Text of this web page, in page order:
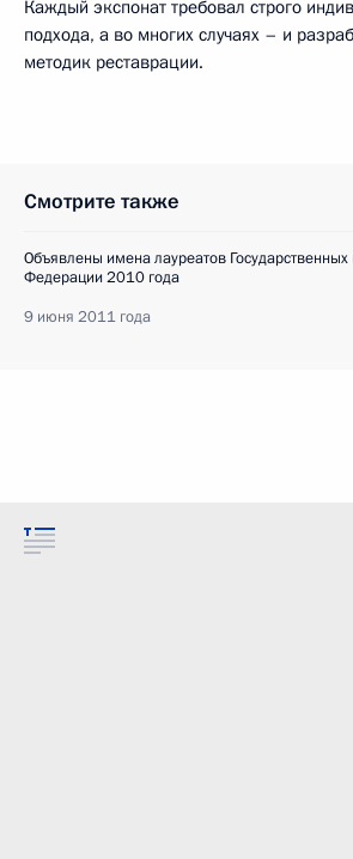
Каждый экспонат требовал строго
подхода, а во многих случаях – и
методик реставрации.
Смотрите также
Объявлены имена лауреатов
Федерации 2010 года
9 июня 2011 года